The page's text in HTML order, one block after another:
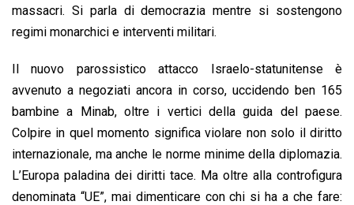
massacri. Si parla di democrazia mentre si sostengono
regimi monarchici e interventi militari.
Il nuovo parossistico attacco Israelo-statunitense è
avvenuto a negoziati ancora in corso, uccidendo ben 165
bambine a Minab, oltre i vertici della guida del paese.
Colpire in quel momento significa violare non solo il diritto
internazionale, ma anche le norme minime della diplomazia.
L’Europa paladina dei diritti tace. Ma oltre alla controfigura
denominata “UE”, mai dimenticare con chi si ha a che fare: